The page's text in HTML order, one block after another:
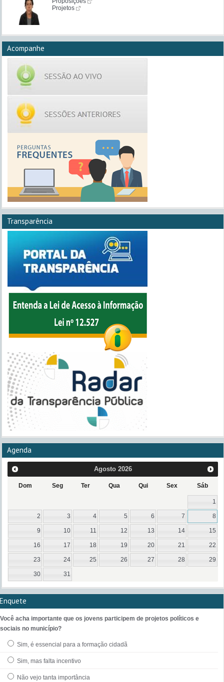
Projetos
Acompanhe
Transparência
Agenda
Agosto 2026
Dom Seg Ter Qua Qui Sex Sáb
1
2 3 4 5 6 7 8
9 10 11 12 13 14 15
16 17 18 19 20 21 22
23 24 25 26 27 28 29
30 31
Enquete
Você acha importante que os jovens participem de projetos políticos e
sociais no município?
Sim, é essencial para a formação cidadã
Sim, mas falta incentivo
Não vejo tanta importância